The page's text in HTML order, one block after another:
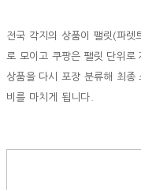
전국 각지의 상품이 팰릿(파렛
로 모이고 쿠팡은 팰릿 단위로
상품을 다시 포장 분류해 최
비를 마치게 됩니다.